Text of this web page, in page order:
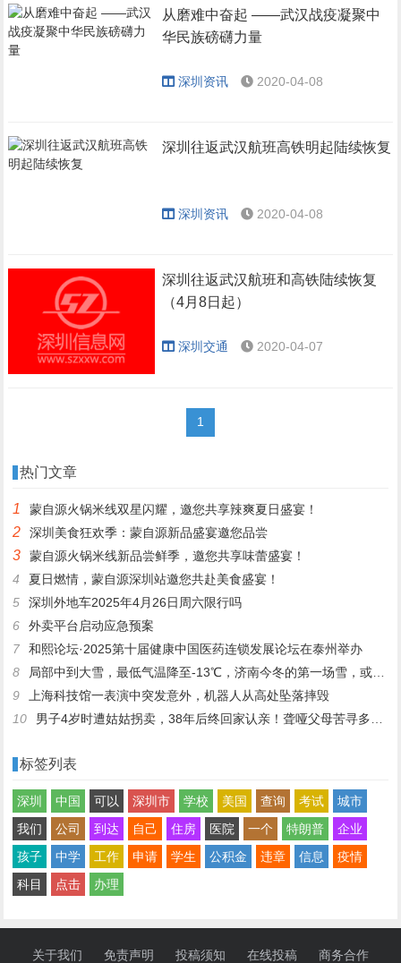
从磨难中奋起 ——武汉战疫凝聚中
华民族磅礴力量
深圳资讯 2020-04-08
深圳往返武汉航班高铁明起陆续恢复
深圳资讯 2020-04-08
深圳往返武汉航班和高铁陆续恢复
（4月8日起）
深圳交通 2020-04-07
1
热门文章
1 蒙自源火锅米线双星闪耀，邀您共享辣爽夏日盛宴！
2 深圳美食狂欢季：蒙自源新品盛宴邀您品尝
3
蒙自源火锅米线新品尝鲜季，邀您共享味蕾盛宴！
4
夏日燃情，蒙自源深圳站邀您共赴美食盛宴！
5
深圳外地车2025年4月26日周六限行吗
6
外卖平台启动应急预案
7
和熙论坛·2025第十届健康中国医药连锁发展论坛在泰州举办
8
局部中到大雪，最低气温降至-13℃，济南今冬的第一场雪，或跟去年同一时间！
9
上海科技馆一表演中突发意外，机器人从高处坠落摔毁
10
男子4岁时遭姑姑拐卖，38年后终回家认亲！聋哑父母苦寻多年，母亲已抱憾离世丨红星寻人
标签列表
深圳 中国 可以 深圳市 学校 美国 查询 考试
城市
我们
公司 到达 自己 住房 医院 一个 特朗普
企业
孩子
中学 工作 申请 学生 公积金 违章 信息
疫情
科目
点击 办理
关于我们 免责声明 投稿须知 在线投稿 商务合作